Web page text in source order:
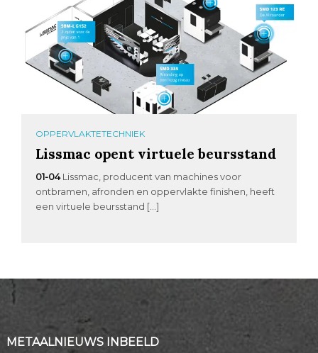
OPPERVLAKTETECHNIEK
Lissmac opent virtuele beursstand
01-04 Lissmac, producent van machines voor
ontbramen, afronden en oppervlakte finishen, heeft
een virtuele beursstand […]
METAALNIEUWS INBEELD